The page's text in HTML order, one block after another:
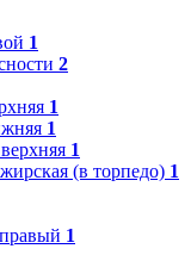
1
2
1
1
1
(в торпедо) 1
1